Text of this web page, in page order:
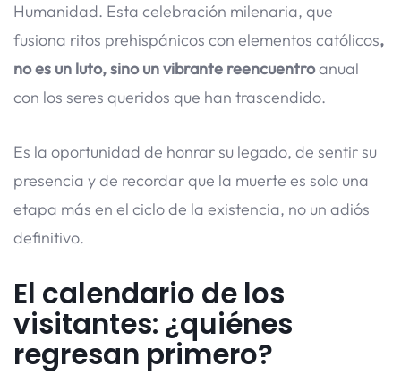
Humanidad. Esta celebración milenaria, que
fusiona ritos prehispánicos con elementos católicos,
no es un luto, sino un vibrante reencuentroanual
con los seres queridos que han trascendido.
Es la oportunidad de honrar su legado, de sentir su
presencia y de recordar que la muerte es solo una
etapa más en el ciclo de la existencia, no un adiós
definitivo.
El calendario de los
visitantes: ¿quiénes
regresan primero?